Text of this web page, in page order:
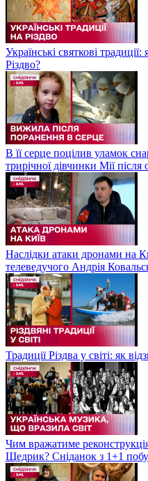
Українські святкові
Різдво?
В її серце поцілив уламок
трирічної дівчинки Мії після
Наслідки атаки дронами на
телеведучого Андрія
Традиції Різдва у світі: як
Чим вражатиме
Щедрик? Сніданок з 1+1